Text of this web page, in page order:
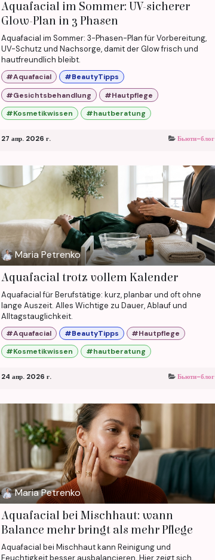
Aquafacial im Sommer: UV-sicherer
Glow-Plan in 3 Phasen
Aquafacial im Sommer: 3-Phasen-Plan für Vorbereitung,
UV-Schutz und Nachsorge, damit der Glow frisch und
hautfreundlich bleibt.
#Aquafacial
#BeautyTipps
#Gesichtsbehandlung
#Hautpflege
#Kosmetikwissen
#hautberatung
27 апр. 2026 г. Бьюти-блог
Maria Petrenko
Aquafacial trotz vollem Kalender
Aquafacial für Berufstätige: kurz, planbar und oft ohne
lange Auszeit. Alles Wichtige zu Dauer, Ablauf und
Alltagstauglichkeit.
#Aquafacial #BeautyTipps
#Hautpflege
#Kosmetikwissen
#hautberatung
24 апр. 2026 г. Бьюти-блог
Maria Petrenko
Aquafacial bei Mischhaut: wann
Balance mehr bringt als mehr Pflege
Aquafacial bei Mischhaut kann Reinigung und
Feuchtigkeit besser ausbalancieren. Hier zeigt sich,